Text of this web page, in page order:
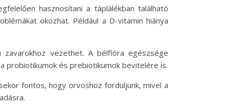
hasznosítani a táplálékban található
okozhat. Például a D-vitamin hiánya
vezethet. A bélflóra egészsége
probiotikumok és prebiotikumok bevitelére is.
fontos, hogy orvoshoz forduljunk, mivel a